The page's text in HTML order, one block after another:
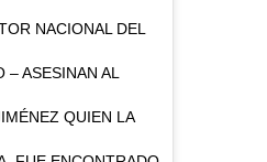
NACIONAL DEL
– ASESINAN AL
QUIEN LA